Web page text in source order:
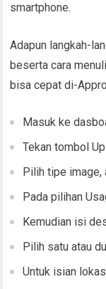
smartphone.
Adapun langkah-
beserta cara
bisa cepat di-
Masuk ke
Tekan tombol
Pilih tipe
Pada pilihan
Kemudian isi
Pilih satu atau
Untuk isian